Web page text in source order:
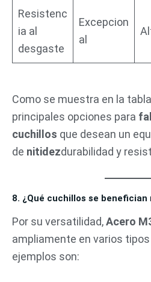
Resistenc
ia al
desgaste
Excepcion
al
Como se muestra en la
principales opciones para
cuchillos que desean un
de nitidezdurabilidad y
8. ¿Qué cuchillos se benefician
Por su versatilidad,Acero
ampliamente en varios
ejemplos son: